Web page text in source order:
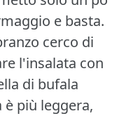
e basta.
cerco di
l'insalata con
di bufala
più leggera,